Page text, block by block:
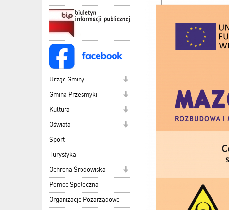
Urząd Gminy
Gmina Przesmyki
Kultura
Oświata
Sport
Turystyka
Ochrona Środowiska
Pomoc Społeczna
Organizacje Pozarządowe